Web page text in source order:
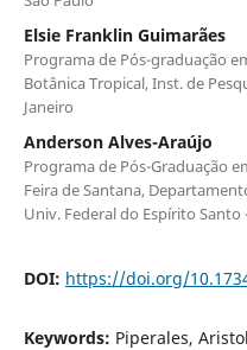
Elsie Franklin Guimarães
Programa de Pós-graduação
Botânica Tropical, Inst. de
Janeiro
Anderson Alves-Araújo
Programa de Pós-Graduação
Feira de Santana,
Univ. Federal do Espírito Santo
DOI: https://doi.org/
Keywords: Piperales,